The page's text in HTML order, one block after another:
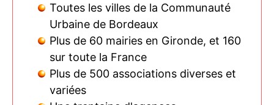
Toutes les villes de la Communauté
Urbaine de Bordeaux
Plus de 60 mairies en Gironde, et 160
sur toute la France
Plus de 500 associations diverses et
variées